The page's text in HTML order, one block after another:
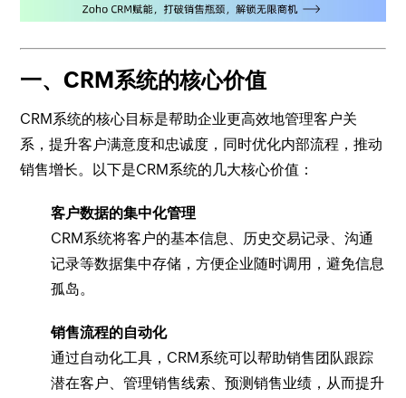
一、CRM系统的核心价值
CRM系统的核心目标是帮助企业更高效地管理客户关
系，提升客户满意度和忠诚度，同时优化内部流程，推动
销售增长。以下是CRM系统的几大核心价值：
客户数据的集中化管理
CRM系统将客户的基本信息、历史交易记录、沟通
记录等数据集中存储，方便企业随时调用，避免信息
孤岛。
销售流程的自动化
通过自动化工具，CRM系统可以帮助销售团队跟踪
潜在客户、管理销售线索、预测销售业绩，从而提升